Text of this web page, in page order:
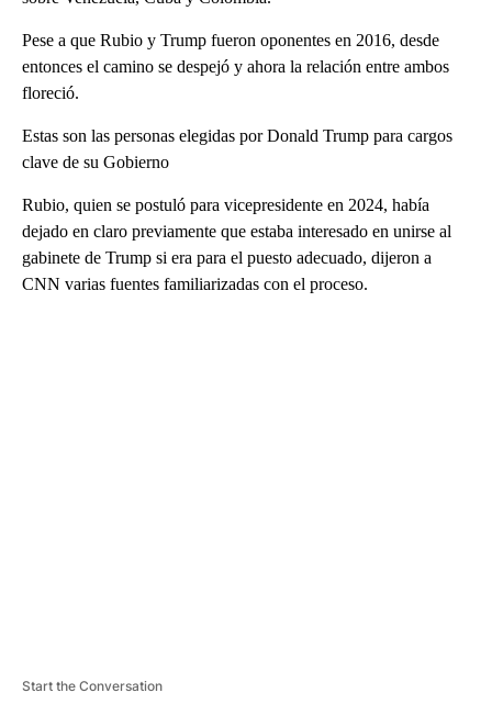
Pese a que Rubio y Trump fueron oponentes en 2016, desde
entonces el camino se despejó y ahora la relación entre ambos
floreció.
Estas son las personas elegidas por Donald Trump para cargos
clave de su Gobierno
Rubio, quien se postuló para vicepresidente en 2024, había
dejado en claro previamente que estaba interesado en unirse al
gabinete de Trump si era para el puesto adecuado, dijeron a
CNN varias fuentes familiarizadas con el proceso.
Start the Conversation